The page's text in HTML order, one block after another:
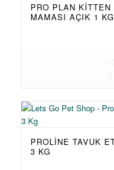
PRO PLAN
MAMASI AÇIK 1 KG
PROLINE TAVUK
3 KG